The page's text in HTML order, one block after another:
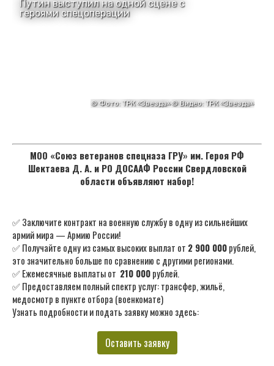
МОО «Союз ветеранов спецназа ГРУ» им. Героя РФ
Шектаева Д. А. и РО ДОСААФ России Свердловской
области объявляют набор!
✅ Заключите контракт на военную службу в одну из сильнейших
армий мира — Армию России!
✅ Получайте одну из самых высоких выплат от 2 900 000рублей,
это значительно больше по сравнению с другими регионами.
✅ Ежемесячные выплаты от 210 000рублей.
✅ Предоставляем полный спектр услуг: трансфер, жильё,
медосмотр в пункте отбора (военкомате)
Узнать подробности и подать заявку можно здесь:
Оставить заявку